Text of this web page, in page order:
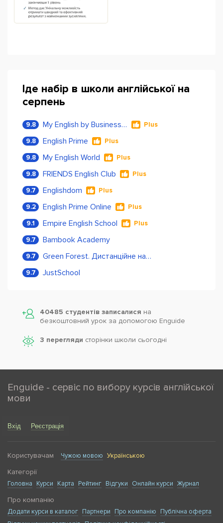
Іде набір в школи англійської на
серпень
9.8 My English by Business Language Plus
9.8 English Prime Plus
9.8 My English World Plus
9.8 FRIENDS English Club Plus
9.7 Englishdom Plus
9.2 English Prime Online Plus
9.1 Empire English School Plus
9.7 Bambook Academy
9.7 Green Forest. Дистанційне навчання
9.7 JustSchool
40485 студентів записалися на
безкоштовний урок за допомогою Enguide
3 перегляди сторінки школи cьогодні
Enguide - сервіс по вибору курсів англійської
мови
Вхід Реєстрація
Користувачам Чужою мовою Українською
Категорії
Головна Курси Карта Рейтинг Відгуки Онлайн курси Журнал
Про компанію
Додати курси в каталог Партнери Про компанію
Публічна оферта